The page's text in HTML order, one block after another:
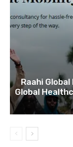
Raahi
Global